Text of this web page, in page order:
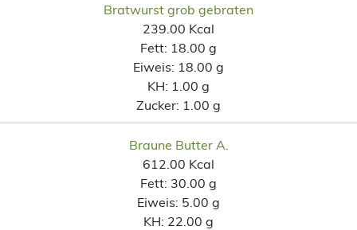
Bratwurst grob gebraten
239.00 Kcal
Fett: 18.00 g
Eiweis: 18.00 g
KH: 1.00 g
Zucker: 1.00 g
Braune Butter A.
612.00 Kcal
Fett: 30.00 g
Eiweis: 5.00 g
KH: 22.00 g